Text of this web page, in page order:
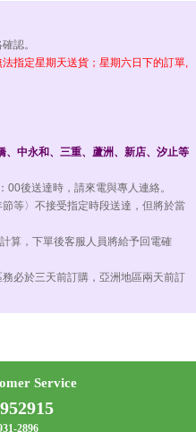
認。
指定星期天送貨；星期六日下的訂單,
中永和、三重、蘆洲、新店、汐止等
後送達時，請來電與專人連絡。
等〉不接受指定時段送達，但將於當
算，下單後客服人員將給予回電確
必於三天前訂購，亞洲地區兩天前訂
Service
2896